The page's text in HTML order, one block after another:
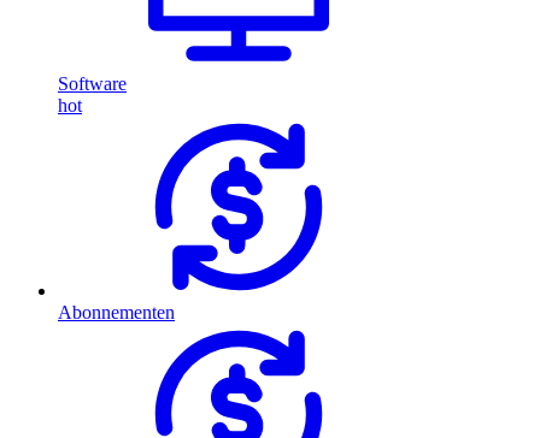
Software
hot
Abonnementen